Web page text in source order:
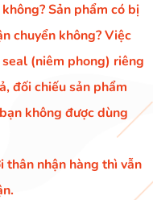
Sản phẩm có bị
chuyển không? Việc
(niêm phong) riêng
đối chiếu sản phẩm
không được dùng
thân nhận hàng thì vẫn